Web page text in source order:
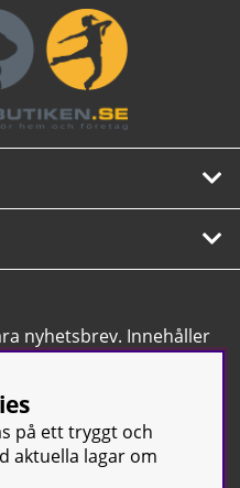
nyhetsbrev. Innehåller
erbjudanden.
på ett tryggt och
aktuella lagar om